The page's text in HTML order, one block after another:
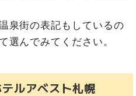
泉街の表記もしているの
選んでみてください。
ルアベスト札幌